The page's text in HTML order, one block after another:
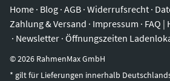
Home · Blog · AGB · Widerrufsrecht ·
Zahlung & Versand · Impressum · FAQ
· Newsletter · Öffnungszeiten
©2026 RahmenMax GmbH
* gilt für Lieferungen innerhalb